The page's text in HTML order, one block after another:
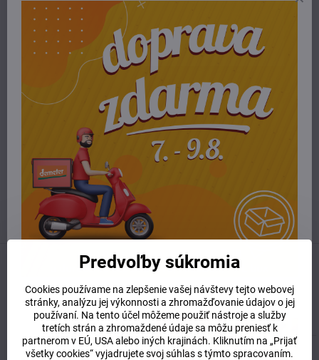
E-shop pleťová kozmetika
Potrebujete poradiť alebo pomôcť?
+421 904 55 33 96
info​@prirodnyraj​.sk
Kamenná predajňa
Ružinovská 40, 82103 Bratislava
Otváracie hodiny
UTOROK 10:00 - 15:00
STREDA 10:00 - 17:00
ŠTVRTOK 10:00 - 15:00
Súvisiaci produkt
ZDARMA TONIKUM 30ML
Predvoľby súkromia
Cookies používame na zlepšenie vašej návštevy tejto webovej
stránky, analýzu jej výkonnosti a zhromažďovanie údajov o jej
používaní. Na tento účel môžeme použiť nástroje a služby
tretích strán a zhromaždené údaje sa môžu preniesť k
partnerom v EÚ, USA alebo iných krajinách. Kliknutím na „Prijať
všetky cookies“ vyjadrujete svoj súhlas s týmto spracovaním.